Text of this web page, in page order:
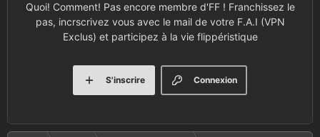
Quoi! Comment! Pas encore membre d'FF ! Franchissez le
pas, incrscrivez vous avec le mail de votre F.A.I (VPN
Exclus) et participez à la vie flippéristique
Connexion
S'inscrire